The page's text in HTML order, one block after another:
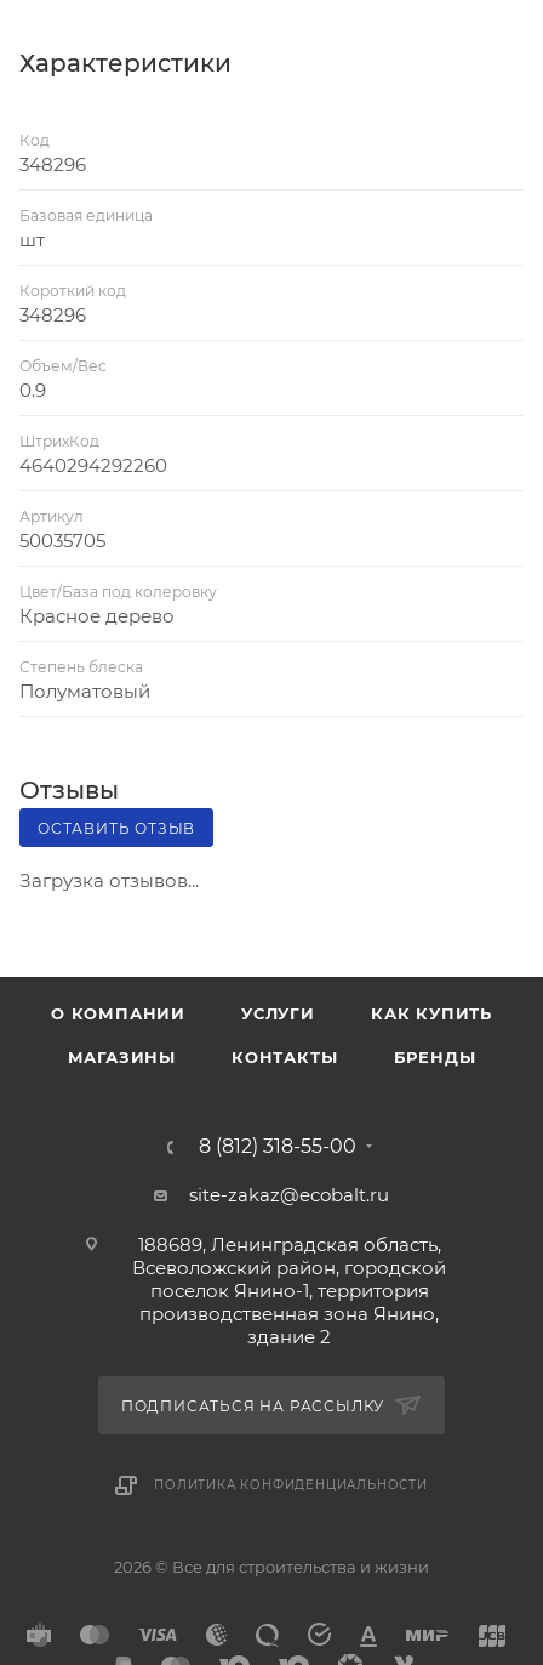
Характеристики
Код
348296
Базовая единица
шт
Короткий код
348296
Объем/Вес
0.9
ШтрихКод
4640294292260
Артикул
50035705
Цвет/База под колеровку
Красное дерево
Степень блеска
Полуматовый
Отзывы
ОСТАВИТЬ ОТЗЫВ
Загрузка отзывов...
О КОМПАНИИ УСЛУГИ КАК КУПИТЬ
МАГАЗИНЫ КОНТАКТЫ БРЕНДЫ
8 (812) 318-55-00
site-zakaz@ecobalt.ru
188689, Ленинградская область,
Всеволожский район, городской
поселок Янино-1, территория
производственная зона Янино,
здание 2
ПОДПИСАТЬСЯ НА РАССЫЛКУ
ПОЛИТИКА КОНФИДЕНЦИАЛЬНОСТИ
2026 © Все для строительства и жизни